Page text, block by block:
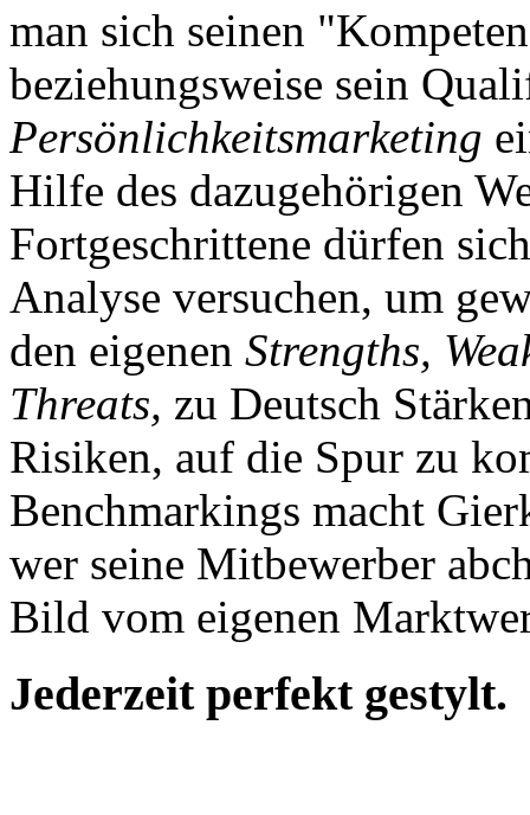
man sich seinen
beziehungsweise sein
Persönlichkeitsmarketing
Hilfe des dazugehörigen
Fortgeschrittene dürfen
Analyse versuchen, um
den eigenen Strengths,
Threats, zu Deutsch
Risiken, auf die Spur zu
Benchmarkings macht
wer seine Mitbewerber
Bild vom eigenen
Jederzeit perfekt gestylt.